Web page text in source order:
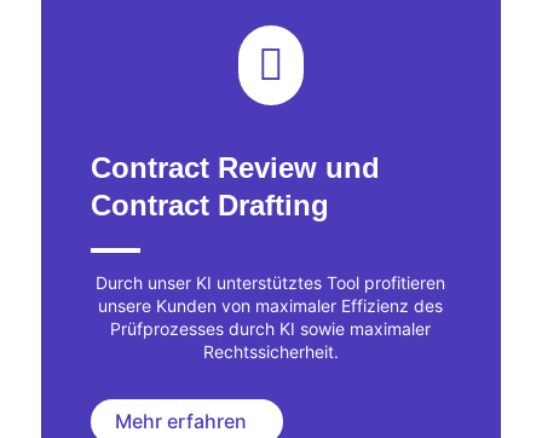

Contract Review und
Contract Drafting
Durch unser KI unterstütztes Tool profitieren
unsere Kunden von maximaler Effizienz des
Prüfprozesses durch KI sowie maximaler
Rechtssicherheit.
Mehr erfahren